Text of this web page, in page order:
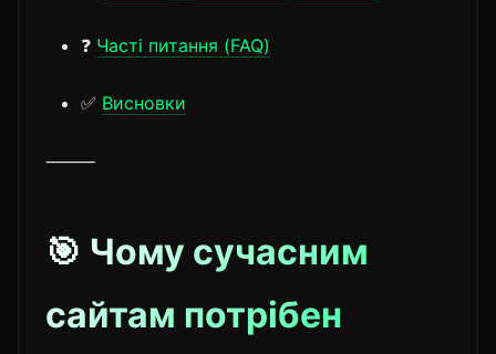
❓ Часті питання (FAQ)
✅ Висновки
⸻
🎯 Чому сучасним
сайтам потрібен